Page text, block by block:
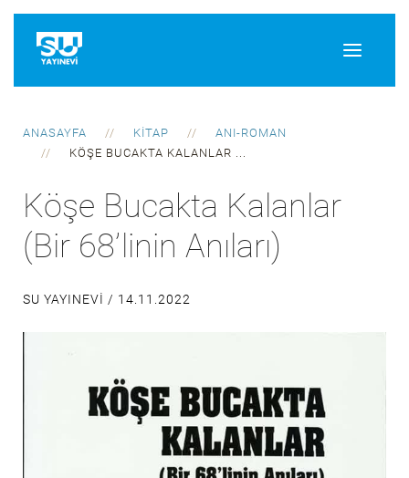
ANASAYFA KITAP
ANI-ROMAN
KÖŞE BUCAKTA KALANLAR ...
Köşe Bucakta Kalanlar
(Bir 68’linin Anıları)
SU YAYINEVI / 14.11.2022